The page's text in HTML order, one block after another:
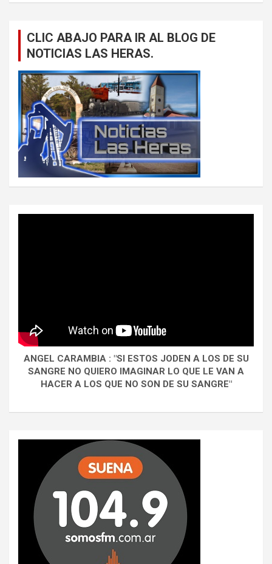
CLIC ABAJO PARA IR AL BLOG DE
NOTICIAS LAS HERAS.
ANGEL CARAMBIA : "SI ESTOS JODEN A LOS DE SU
SANGRE NO QUIERO IMAGINAR LO QUE LE VAN A
HACER A LOS QUE NO SON DE SU SANGRE"